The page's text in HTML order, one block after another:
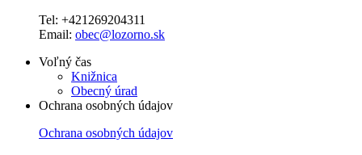
Tel: +421269204311
Email: obec@lozorno.sk
Voľný čas
Knižnica
Obecný úrad
Ochrana osobných údajov
Ochrana osobných údajov